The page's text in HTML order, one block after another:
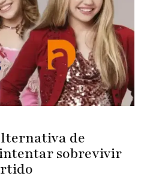
de
sobrevivir